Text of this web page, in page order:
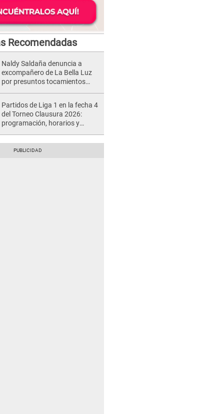
Recomendadas
Naldy Saldaña denuncia a
excompañero de La Bella Luz
por presuntos tocamientos
Partidos de Liga 1 en la fecha 4
del Torneo Clausura 2026:
programación, horarios y